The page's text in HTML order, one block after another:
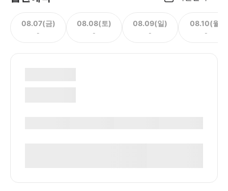
08.07(금)
-
08.08(토)
-
08.09(일)
-
08.10(월)
-